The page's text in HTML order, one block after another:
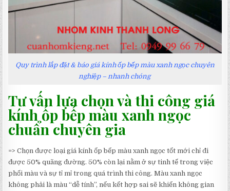
Quy trình lắp đặt & báo giá kính ốp bếp màu xanh ngọc chuyên
nghiệp – nhanh chóng
Tư vấn lựa chọn và thi công giá
kính ốp bếp màu xanh ngọc
chuẩn chuyên gia
=> Chọn được loại giá kính ốp bếp màu xanh ngọc tốt mới chỉ đi
được 50% quãng đường. 50% còn lại nằm ở sự tinh tế trong việc
phối màu và sự tỉ mỉ trong quá trình thi công. Màu xanh ngọc
không phải là màu “dễ tính”, nếu kết hợp sai sẽ khiến không gian